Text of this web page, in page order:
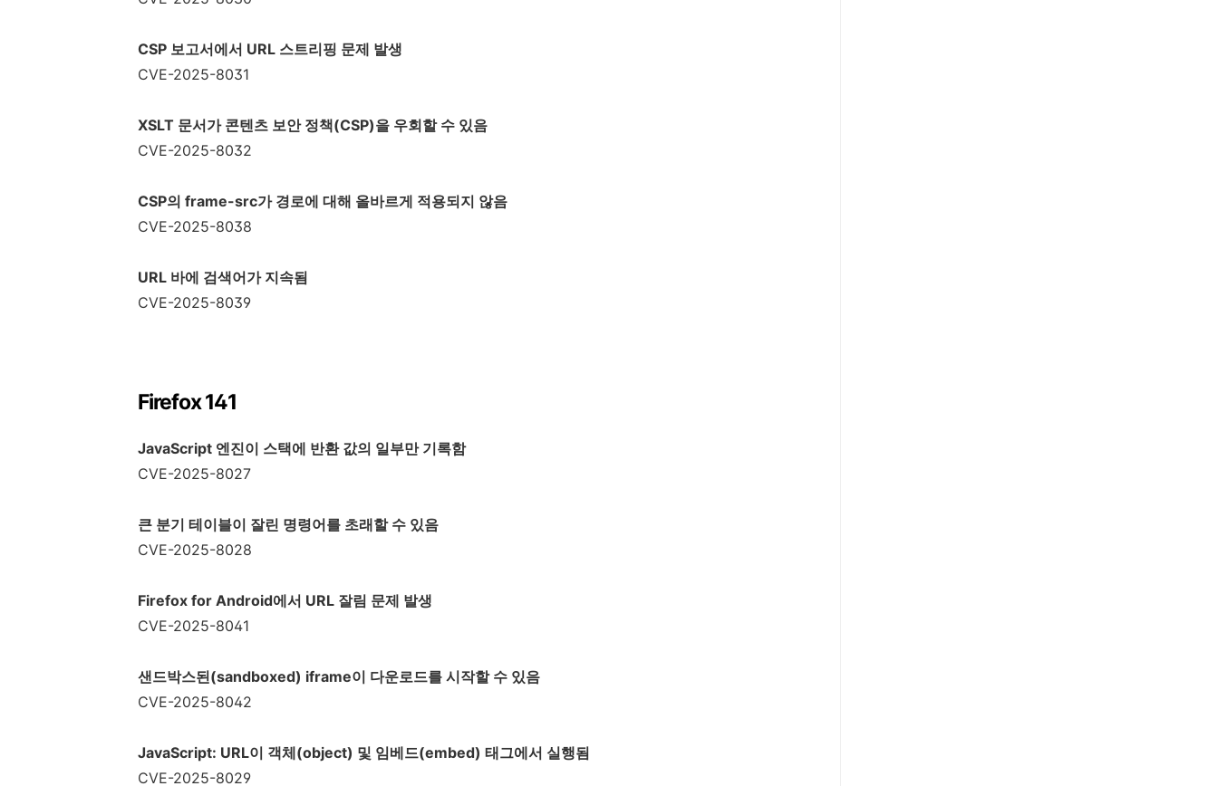
CSP 보고서에서 URL 스트리핑 문제 발생
CVE-2025-8031
XSLT 문서가 콘텐츠 보안 정책(CSP)을 우회할 수 있음
CVE-2025-8032
CSP의 frame-src가 경로에 대해 올바르게 적용되지 않음
CVE-2025-8038
URL 바에 검색어가 지속됨
CVE-2025-8039
Firefox 141
JavaScript 엔진이 스택에 반환 값의 일부만 기록함
CVE-2025-8027
큰 분기 테이블이 잘린 명령어를 초래할 수 있음
CVE-2025-8028
Firefox for Android에서 URL 잘림 문제 발생
CVE-2025-8041
샌드박스된(sandboxed) iframe이 다운로드를 시작할 수 있음
CVE-2025-8042
JavaScript: URL이 객체(object) 및 임베드(embed) 태그에서 실행됨
CVE-2025-8029